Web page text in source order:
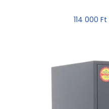
114 000 Ft